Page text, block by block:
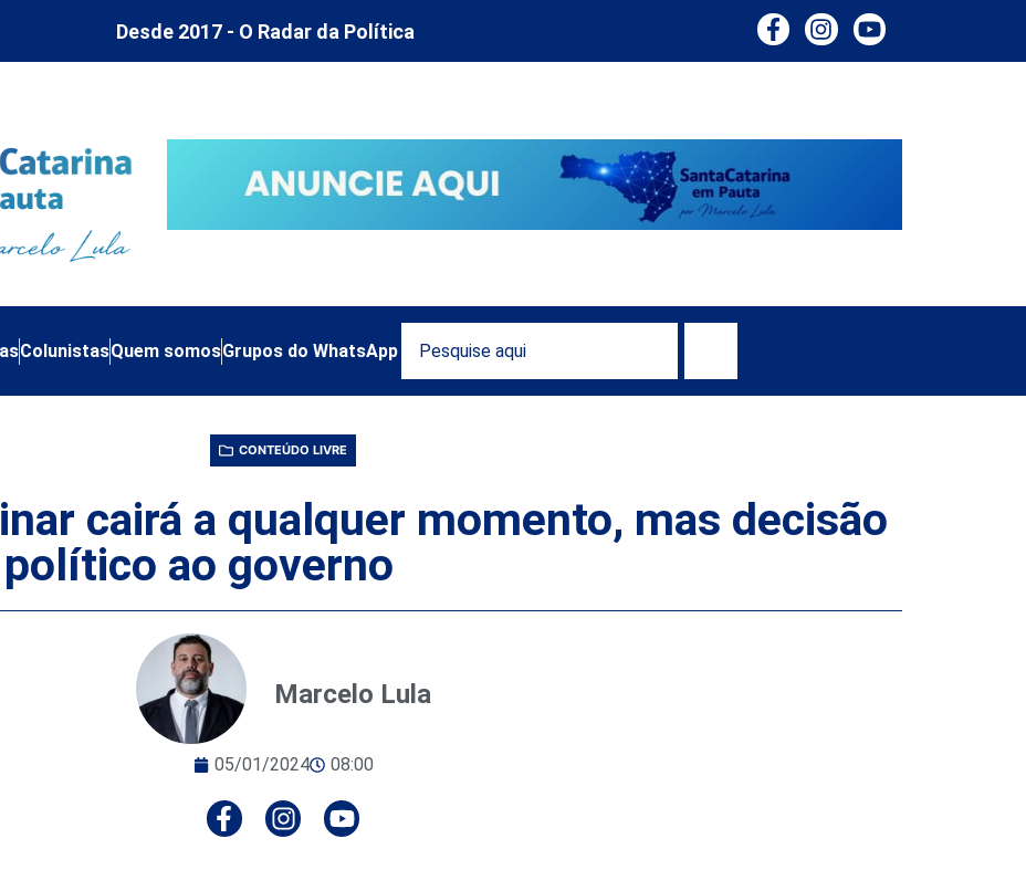
Desde 2017 - O Radar da Política
ColunistasQuem somosGrupos do WhatsApp
CONTEÚDO LIVRE
cairá a qualquer momento, mas decisão
ao governo
Marcelo Lula
05/01/2024 08:00